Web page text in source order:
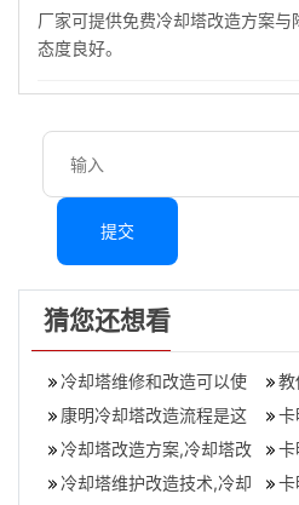
厂家可提供免费冷却塔改造方案
态度良好。
提交
猜您还想看
冷却塔维修和改造可以使
用哪些配件？,冷却塔维修
报价表
康明冷却塔改造流程是这
样的,冷却塔维修改造
冷却塔改造方案,冷却塔改
造方案设计
冷却塔维护改造技术,冷却